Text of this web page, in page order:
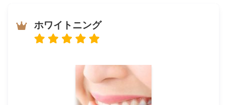
ホワイトニング